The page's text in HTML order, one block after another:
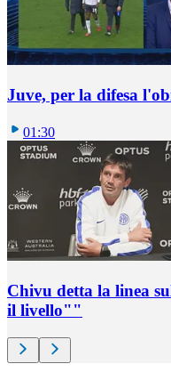
Juve, per la difesa
01:30
Chivu detta la linea
il livello""